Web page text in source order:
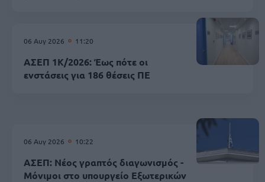
06 Αυγ 2026 11:20
ΑΣΕΠ 1Κ/2026: Έως πότε οι
ενστάσεις για 186 θέσεις ΠΕ
06 Αυγ 2026 10:22
ΑΣΕΠ: Νέος γραπτός διαγωνισμός -
Μόνιμοι στο υπουργείο Εξωτερικών